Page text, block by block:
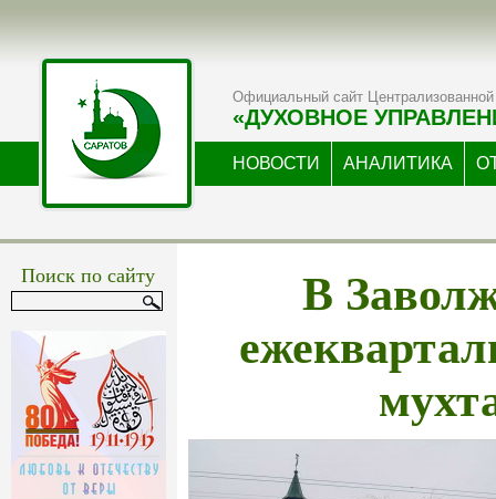
Официальный сайт Централизованной
«ДУХОВНОЕ
НОВОСТИ АНАЛИТИКА
Поиск по сайту В